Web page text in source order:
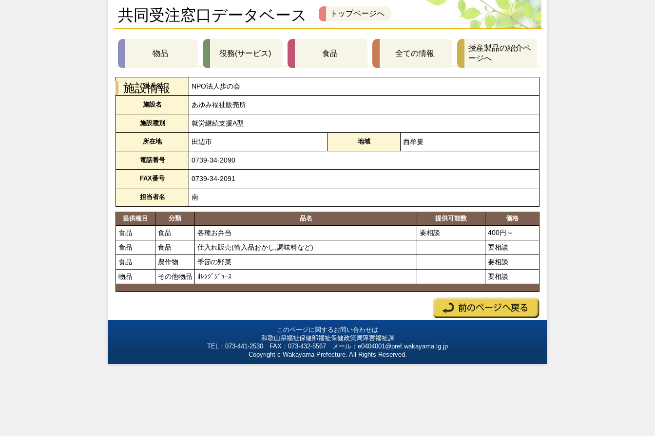
共同受注窓口データベース トップページへ
物品 役務(サービス) 食品 全ての情報
授産製品の紹介ペ
ージへ
施設情報
法人名 NPO法人歩の会
施設名 あゆみ福祉販売所
施設種別 就労継続支援A型
所在地 田辺市 地域 西牟婁
電話番号 0739-34-2090
FAX番号 0739-34-2091
担当者名 南
提供種目 分類 品名 提供可能数 価格
食品 食品 各種お弁当 要相談
400円～
食品
食品 仕入れ販売(輸入品おかし,調味料など)
要相談
食品
農作物 季節の野菜
要相談
物品
その他物品 ｵﾚﾝｼﾞｼﾞｭｰｽ 要相談
このページに関するお問い合わせは
和歌山県福祉保健部福祉保健政策局障害福祉課
TEL：073-441-2530 FAX：073-432-5567 メール：e0404001@pref.wakayama.lg.jp
Copyright c Wakayama Prefecture. All Rights Reserved.